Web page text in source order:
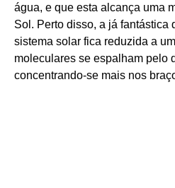
água, e que esta alcança uma
Sol. Perto disso, a já fantástica
sistema solar fica reduzida a
moleculares se espalham pelo
concentrando-se mais nos